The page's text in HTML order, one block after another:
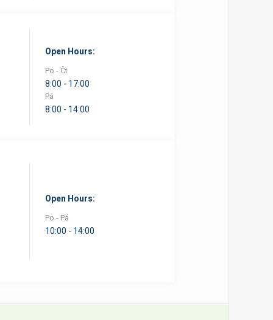
Open Hours:
Po - Čt
8:00 - 17:00
Pá
8:00 - 14:00
Open Hours:
Po - Pá
10:00 - 14:00